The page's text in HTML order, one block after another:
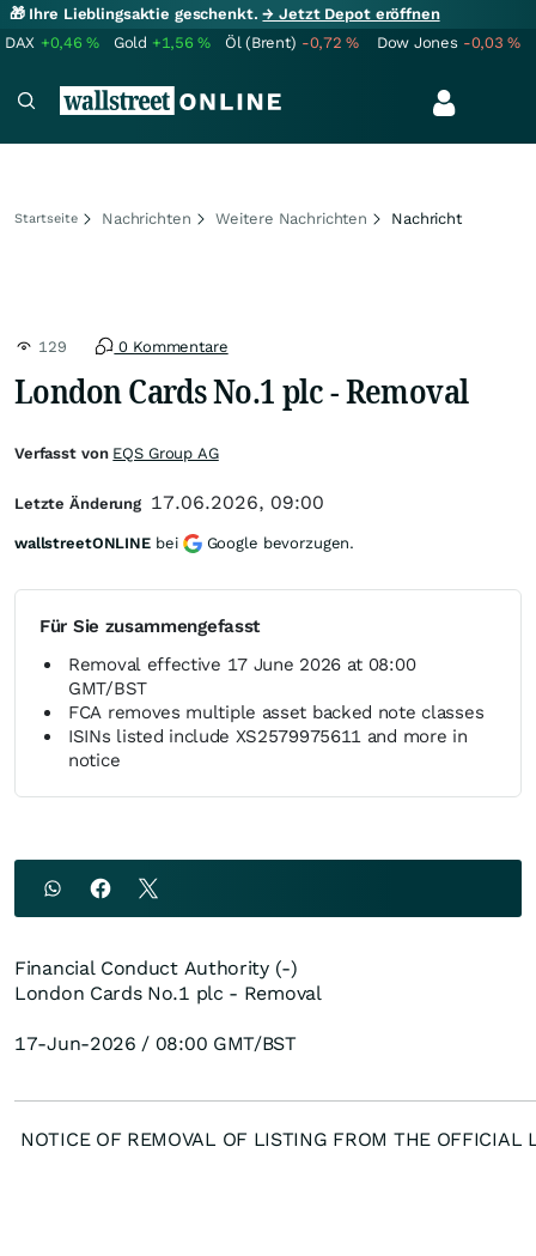
🎁 Ihre Lieblingsaktie geschenkt.→ Jetzt Depot eröffnen
DAX +0,46% Gold +1,56% Öl (Brent) -0,72% Dow Jones -0,03%
Startseite Nachrichten Weitere Nachrichten Nachricht
129 0 Kommentare
London Cards No.1 plc - Removal
Für Sie zusammengefasst
Removal effective 17 June 2026 at 08:00
GMT/BST
FCA removes multiple asset backed note classes
ISINs listed include XS2579975611 and more in
notice
Financial Conduct Authority (-)
London Cards No.1 plc - Removal
17-Jun-2026 / 08:00 GMT/BST
NOTICE OF REMOVAL OF LISTING FROM THE OFFICIAL
Verfasst von EQS Group AG
Letzte Änderung 17.06.2026, 09:00
wallstreetONLINE bei Google bevorzugen.